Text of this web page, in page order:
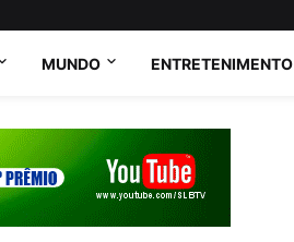
MUNDO ENTRETENIMENTO